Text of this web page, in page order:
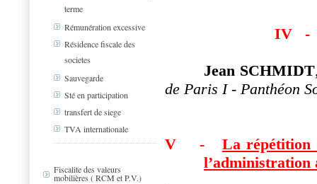
terme
Rémunération excessive
Résidence fiscale des
societes
Sauvegarde
Sté en participation
transfert de siege
TVA internationale
Fiscalite des valeurs
mobilières ( RCM et P.V.)
IV -
Jean SCHMIDT
de Paris I - Panthéon
V -
La répétition
l’administration